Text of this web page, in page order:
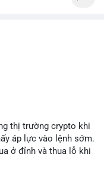
thị trường crypto khi
áp lực vào lệnh sớm.
ở đỉnh và thua lỗ khi